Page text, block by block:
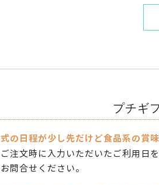
プチギ
式の日程が少し先だけど食品系の賞
ご注文時に入力いただいたご利用日
お問合せください。